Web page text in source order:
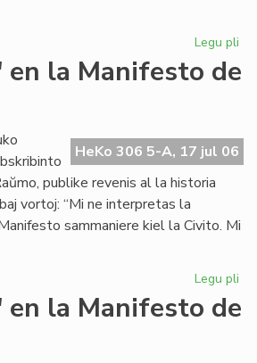
Legu pli
en la Manifesto de
HeKo 306 5-A, 17 jul 06
publike revenis al la historia
vortoj: “Mi ne interpretas la
sammaniere kiel la Civito. Mi
Legu pli
en la Manifesto de